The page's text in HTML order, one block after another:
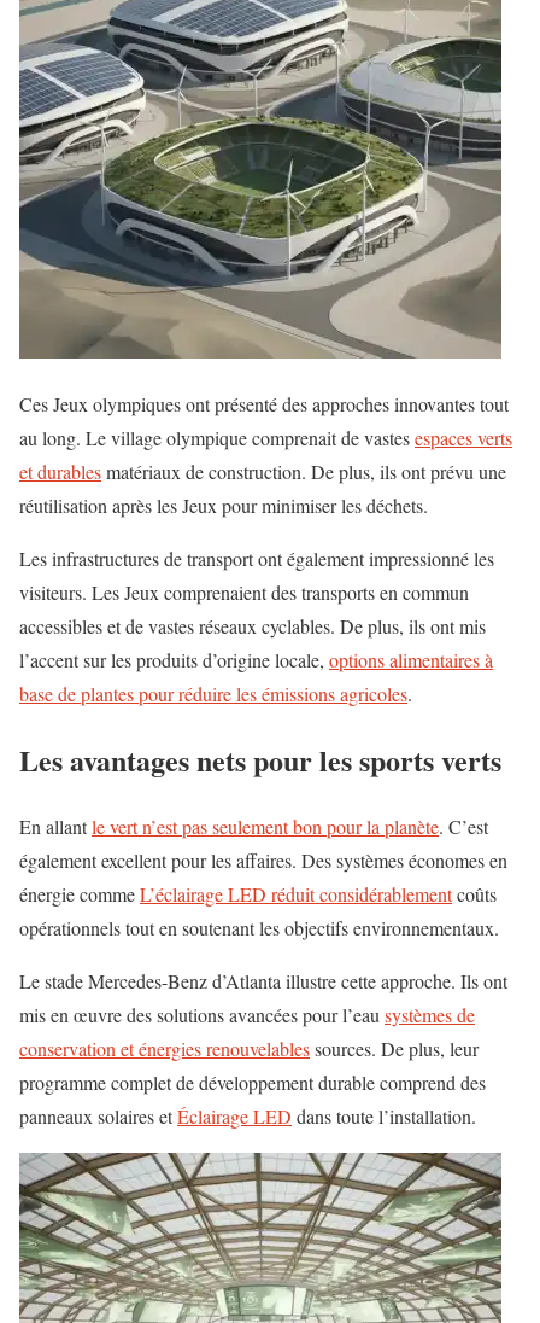
Ces Jeux olympiques ont présenté des approches innovantes tout
au long. Le village olympique comprenait de vastesespaces verts
et durablesmatériaux de construction. De plus, ils ont prévu une
réutilisation après les Jeux pour minimiser les déchets.
Les infrastructures de transport ont également impressionné les
visiteurs. Les Jeux comprenaient des transports en commun
accessibles et de vastes réseaux cyclables. De plus, ils ont mis
l’accent sur les produits d’origine locale, options alimentaires à
base de plantes pour réduire les émissions agricoles.
Les avantages nets pour les sports verts
En allantle vert n’est pas seulement bon pour la planète. C’est
également excellent pour les affaires. Des systèmes économes en
énergie commeL’éclairage LED réduit considérablementcoûts
opérationnels tout en soutenant les objectifs environnementaux.
Le stade Mercedes-Benz d’Atlanta illustre cette approche. Ils ont
mis en œuvre des solutions avancées pour l’eau systèmes de
conservation et énergies renouvelablessources. De plus, leur
programme complet de développement durable comprend des
panneaux solaires etÉclairage LED dans toute l’installation.